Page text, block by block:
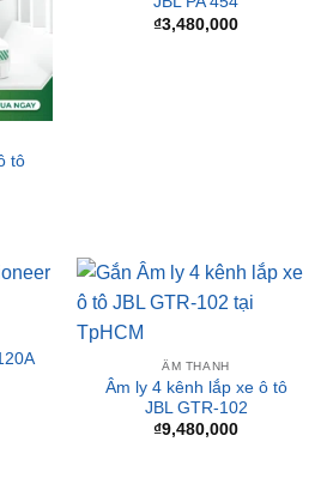
tô
ÂM THANH
Âm ly 4 kênh lắp xe ô tô
9,480,000